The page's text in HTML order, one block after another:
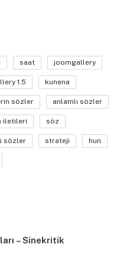
saat joomgallery
1.5 kunena
sözler anlamlı sözler
iletileri söz
sözler strateji hun
– Sinekritik